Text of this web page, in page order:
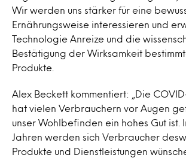
Wir werden uns stärker für eine
Ernährungsweise interessieren und
Technologie Anreize und die
Bestätigung der Wirksamkeit
Produkte.
Alex Beckett kommentiert: „Die
hat vielen Verbrauchern vor Augen
unser Wohlbefinden ein hohes Gut ist.
Jahren werden sich Verbraucher
Produkte und Dienstleistungen